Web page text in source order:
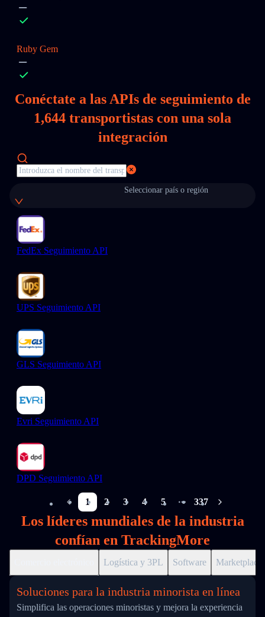
Ruby Gem
Conéctate a las APIs de seguimiento de
1,644 transportistas con una sola
integración
Seleccionar país o región
FedEx Seguimiento API
UPS Seguimiento API
GLS Seguimiento API
Evri Seguimiento API
DPD Seguimiento API
1 2 3 4 5
More pages
337
Los líderes mundiales de la industria
confían en TrackingMore
Logística y 3PL Software Marketplace
Soluciones para la industria minorista en línea
Simplifica las operaciones minoristas y mejora la experiencia